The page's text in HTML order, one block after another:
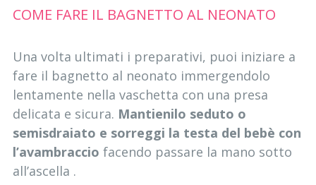
COME FARE IL BAGNETTO AL NEONATO
Una volta ultimati i preparativi, puoi iniziare a
fare il bagnetto al neonato immergendolo
lentamente nella vaschetta con una presa
delicata e sicura. Mantienilo seduto o
semisdraiato e sorreggi la testa del bebè con
l’avambraccio facendo passare la mano sotto
all’ascella .